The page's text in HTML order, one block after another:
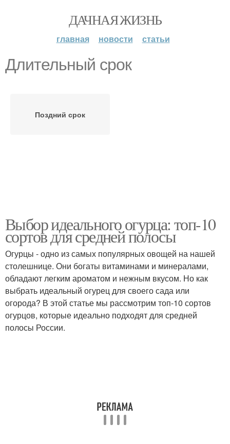
ДАЧНАЯ ЖИЗНЬ
главная новости статьи
Длительный срок
Поздний срок
Выбор идеального огурца: топ-10
сортов для средней полосы
Огурцы - одно из самых популярных овощей на нашей
столешнице. Они богаты витаминами и минералами,
обладают легким ароматом и нежным вкусом. Но как
выбрать идеальный огурец для своего сада или
огорода? В этой статье мы рассмотрим топ-10 сортов
огурцов, которые идеально подходят для средней
полосы России.